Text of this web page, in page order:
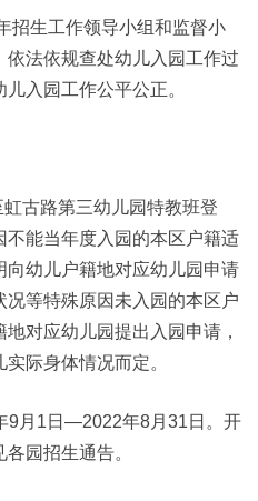
生工作领导小组和监督小
法依规查处幼儿入园工作过
入园工作公平公正。
古路第三幼儿园特教班登
能当年度入园的本区户籍适
幼儿户籍地对应幼儿园申请
等特殊原因未入园的本区户
对应幼儿园提出入园申请，
际身体情况而定。
月1日—2022年8月31日。开
园招生通告。